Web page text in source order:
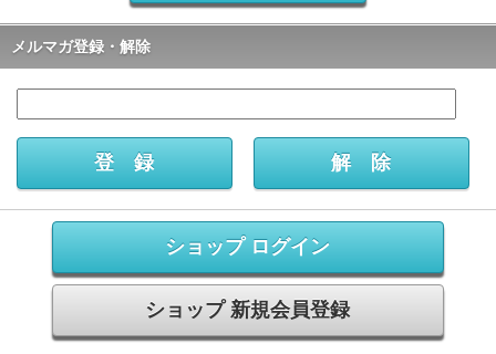
メルマガ登録・解除
ショップ ログイン
ショップ 新規会員登録